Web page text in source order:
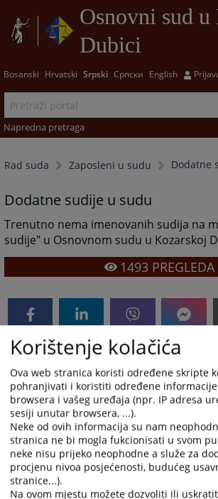
Osnovni sud u
Dubici
Bosanski Hrvatski Srpski Српски English
Napredna pretraga
Rad suda Zaposleni u sudu Dodatne
Dodatne sudije u sudu
Trenutno nema imenovanih sudija na
sudije" u Osnovnom sudu u Kozarskoj
1493PREGLEDA
Korištenje kolačića
Ova web stranica koristi određene skripte
pohranjivati i koristiti određene informacije
browsera i vašeg uređaja (npr. IP adresa
sesiji unutar browsera, ...).
Neke od ovih informacija su nam
stranica ne bi mogla fukcionisati u svom
neke nisu prijeko neophodne a služe za
procjenu nivoa posjećenosti, budućeg
stranice...).
Na ovom mjestu možete dozvoliti ili